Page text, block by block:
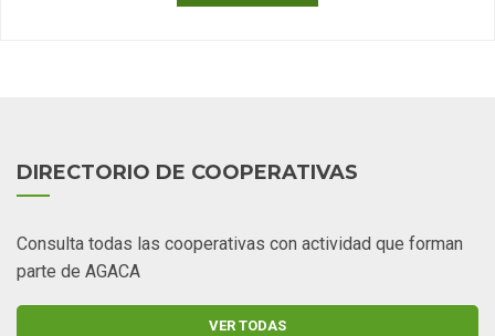
DIRECTORIO DE COOPERATIVAS
Consulta todas las cooperativas con actividad que forman
parte de AGACA
VER TODAS